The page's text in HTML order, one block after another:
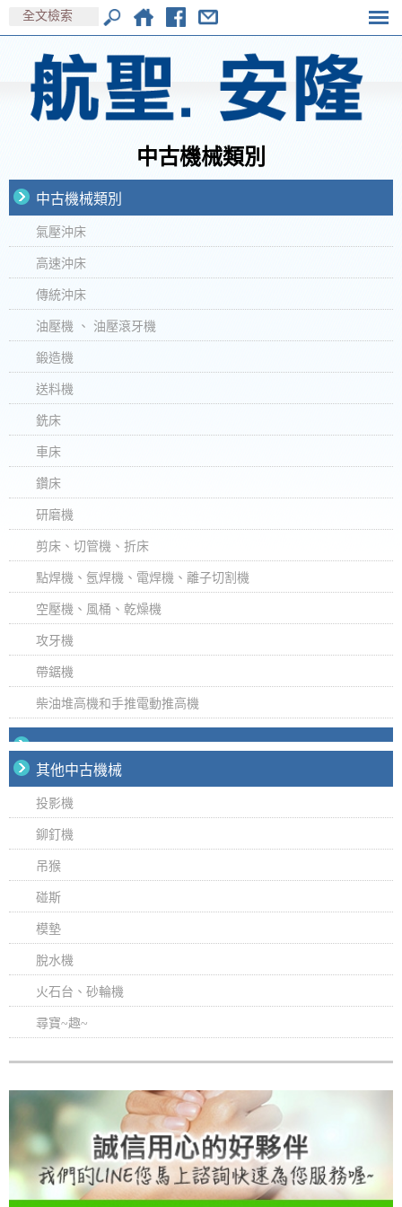
中古機械類別
中古機械類別
氣壓沖床
高速沖床
傳統沖床
油壓機 、 油壓滾牙機
鍛造機
送料機
銑床
車床
鑽床
研磨機
剪床、切管機、折床
點焊機、氬焊機、電焊機、離子切割機
空壓機、風桶、乾燥機
攻牙機
帶鋸機
柴油堆高機和手推電動推高機
其他中古機械
投影機
鉚釘機
吊猴
碰斯
模墊
脫水機
火石台、砂輪機
尋寶~趣~